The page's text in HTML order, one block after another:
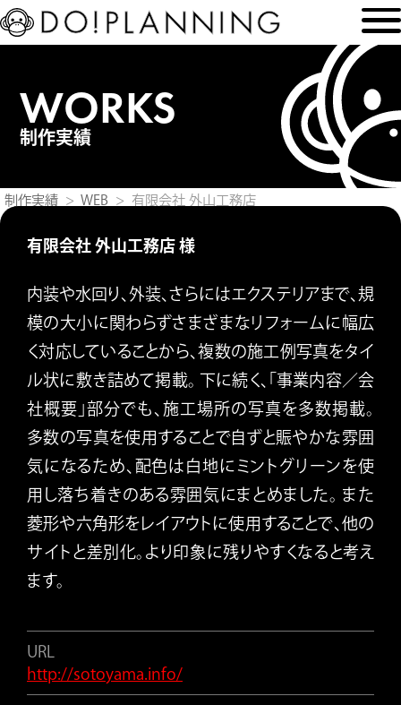
WORKS
制作実績
制作実績 WEB 有限会社 外山工務店
有限会社 外山工務店 様
内装や水回り、外装、さらにはエクステリアまで、規
模の大小に関わらずさまざまなリフォームに幅広
く対応していることから、複数の施工例写真をタイ
ル状に敷き詰めて掲載。 下に続く、「事業内容／会
社概要」部分でも、施工場所の写真を多数掲載。
多数の写真を使用することで自ずと賑やかな雰囲
気になるため、配色は白地にミントグリーンを使
用し落ち着きのある雰囲気にまとめました。 また
菱形や六角形をレイアウトに使用することで、他の
サイトと差別化。より印象に残りやすくなると考え
ます。
URL
http://sotoyama.info/